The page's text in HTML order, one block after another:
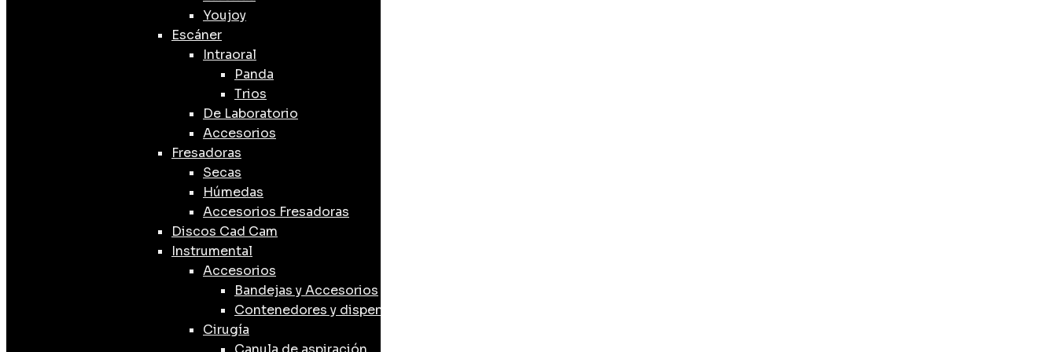
Youjoy
Escáner
Intraoral
Panda
Trios
De Laboratorio
Accesorios
Fresadoras
Secas
Húmedas
Accesorios Fresadoras
Discos Cad Cam
Instrumental
Accesorios
Bandejas y Accesorios
Contenedores y dispensadores de aluminio
Cirugía